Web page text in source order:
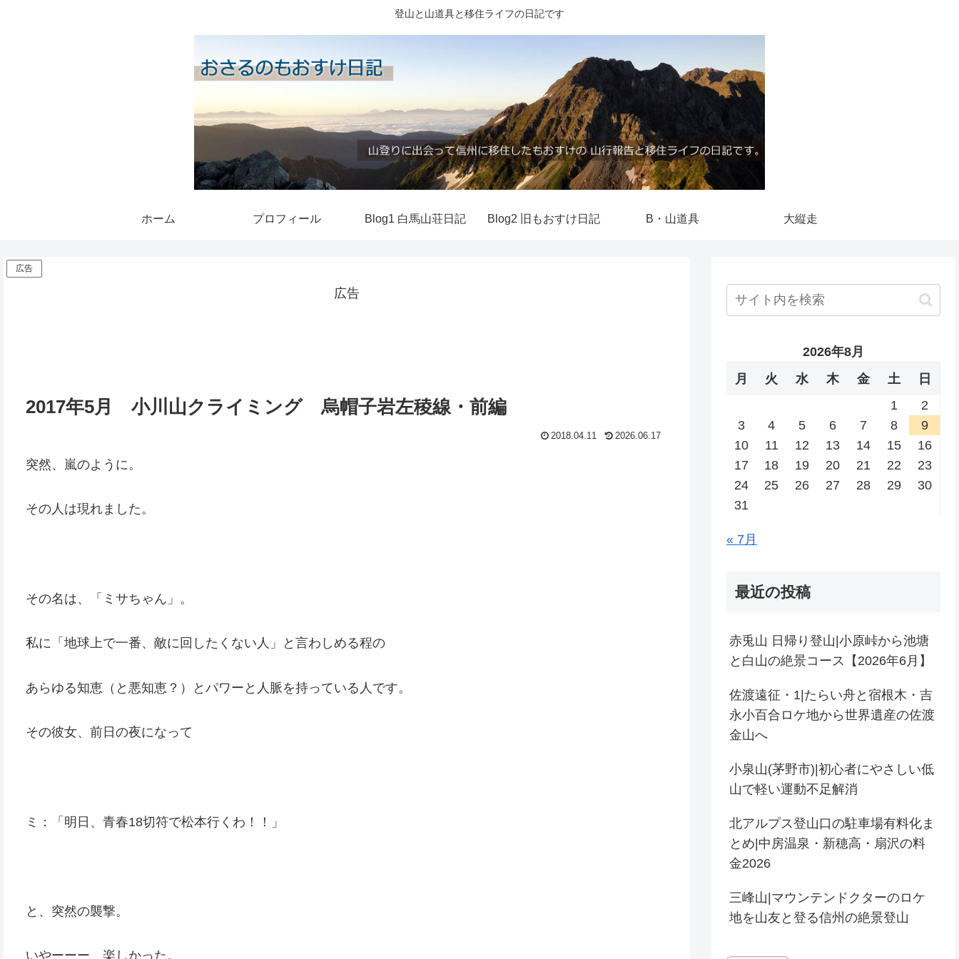
登山と山道具と移住ライフの日記です
ホーム プロフィール Blog1 白馬山荘日記 Blog2 旧もおすけ日記 B・山道具 大縦走
広告
広告
2017年5月 小川山クライミング 烏帽子岩左稜線・前編
2018.04.11 2026.06.17
突然、嵐のように。
その人は現れました。
その名は、「ミサちゃん」。
私に「地球上で一番、敵に回したくない人」と言わしめる程の
あらゆる知恵（と悪知恵？）とパワーと人脈を持っている人です。
その彼女、前日の夜になって
ミ：「明日、青春18切符で松本行くわ！！」
と、突然の襲撃。
いやーーー、楽しかった。
2026年8月
月
火 水 木 金 土
日
1
2
3
4 5 6 7 8
9
10
11 12 13 14 15
16
17
18 19 20 21 22
23
24
25 26 27 28 29
30
31
« 7月
最近の投稿
赤兎山 日帰り登山|小原峠から池塘
と白山の絶景コース【2026年6月】
佐渡遠征・1|たらい舟と宿根木・吉
永小百合ロケ地から世界遺産の佐渡
金山へ
小泉山(茅野市)|初心者にやさしい低
山で軽い運動不足解消
北アルプス登山口の駐車場有料化ま
とめ|中房温泉・新穂高・扇沢の料
金2026
三峰山|マウンテンドクターのロケ
地を山友と登る信州の絶景登山